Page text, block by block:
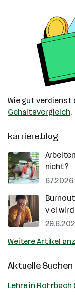
Wie gut verdienst
Gehaltsvergleich.
karriere.blog
nicht?
6.7.2026
Burnout
viel
Weitere Artikel
Aktuelle Suchen
Lehre in Rohrbach